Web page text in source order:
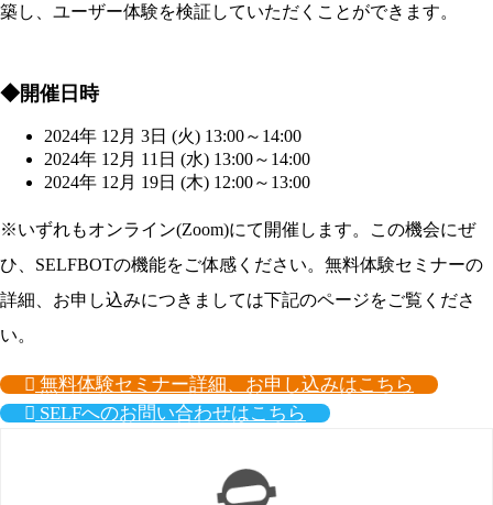
築し、ユーザー体験を検証していただくことができます。
◆開催日時
2024年 12月 3日 (火) 13:00～14:00
2024年 12月 11日 (水) 13:00～14:00
2024年 12月 19日 (木) 12:00～13:00
※いずれもオンライン(Zoom)にて開催します。この機会にぜ
ひ、SELFBOTの機能をご体感ください。無料体験セミナーの
詳細、お申し込みにつきましては下記のページをご覧くださ
い。
無料体験セミナー詳細、お申し込みはこちら
SELFへのお問い合わせはこちら